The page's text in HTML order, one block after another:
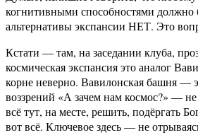
когнитивными способностями должно
альтернативы экспансии НЕТ. Это
Кстати — там, на заседании клуба,
космическая экспансия это аналог
корне неверно. Вавилонская башня —
воззрений «А зачем нам космос?» —
всё тут, на месте, решить, подёргать
вот всё. Ключевое здесь — не